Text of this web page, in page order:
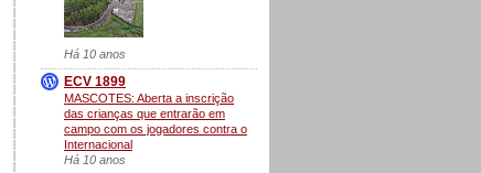
Há 10 anos
ECV 1899
MASCOTES: Aberta a inscrição
das crianças que entrarão em
campo com os jogadores contra o
Internacional
Há 10 anos